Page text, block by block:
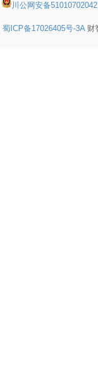
川公网安备
蜀ICP备17026405号-3A财